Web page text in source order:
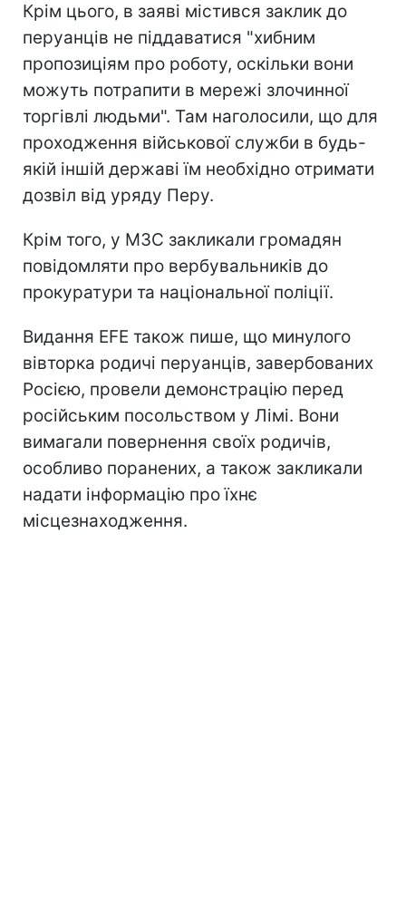
Крім цього, в заяві містився заклик до
перуанців не піддаватися "хибним
пропозиціям про роботу, оскільки вони
можуть потрапити в мережі злочинної
торгівлі людьми". Там наголосили, що для
проходження військової служби в будь-
якій іншій державі їм необхідно отримати
дозвіл від уряду Перу.
Крім того, у МЗС закликали громадян
повідомляти про вербувальників до
прокуратури та національної поліції.
Видання EFE також пише, що минулого
вівторка родичі перуанців, завербованих
Росією, провели демонстрацію перед
російським посольством у Лімі. Вони
вимагали повернення своїх родичів,
особливо поранених, а також закликали
надати інформацію про їхнє
місцезнаходження.